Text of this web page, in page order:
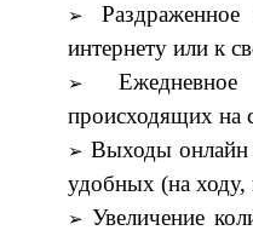
интернету или к
происходящих на
Выходы онлайн
удобных (на ходу,
Увеличение